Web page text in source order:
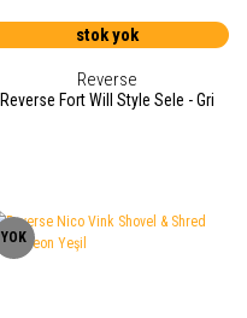
stok yok
Reverse
Reverse Fort Will Style Sele - Gri
YOK